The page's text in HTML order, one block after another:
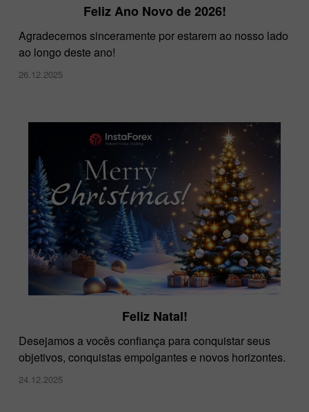
Feliz Ano Novo de 2026!
Agradecemos sinceramente por estarem ao nosso lado
ao longo deste ano!
26.12.2025
Feliz Natal!
Desejamos a vocês confiança para conquistar seus
objetivos, conquistas empolgantes e novos horizontes.
24.12.2025